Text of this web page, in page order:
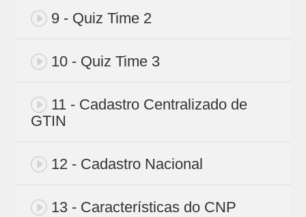
9 - Quiz Time 2
10 - Quiz Time 3
11 - Cadastro Centralizado de
GTIN
12 - Cadastro Nacional
13 - Características do CNP